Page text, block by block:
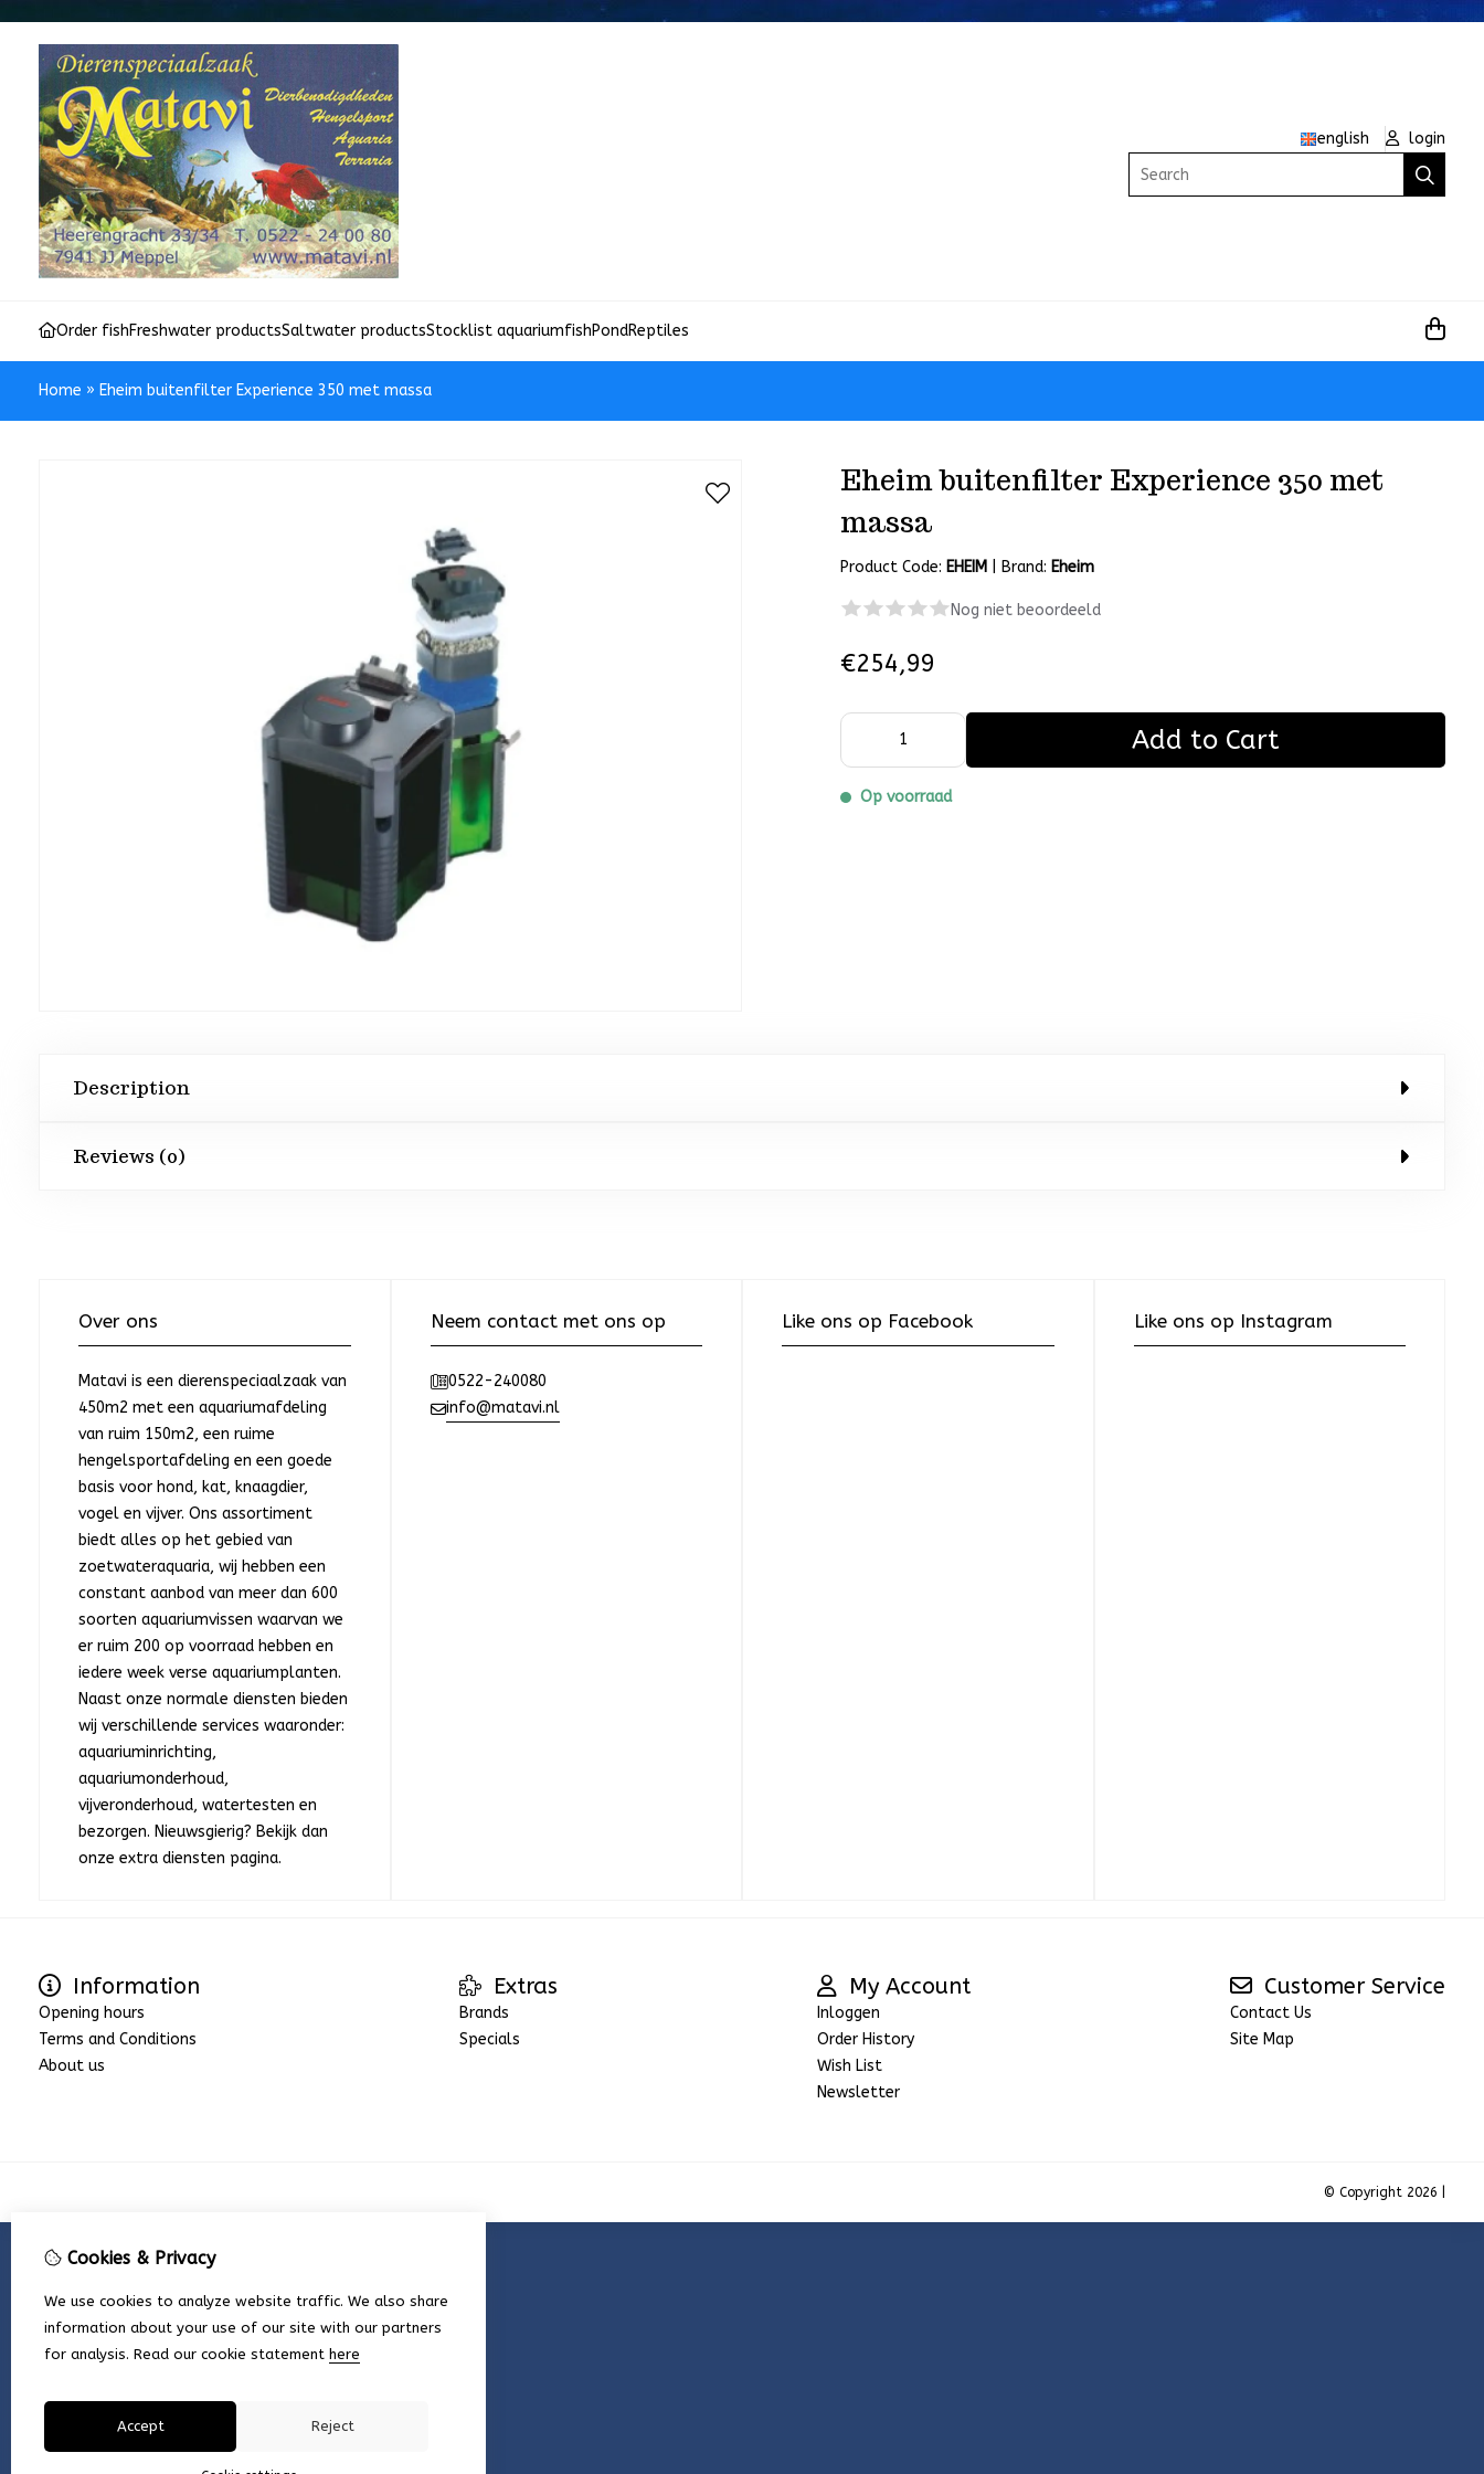
english
login
Search
Order fishFreshwater productsSaltwater productsStocklist aquariumfishPondReptiles
Home » Eheim buitenfilter Experience 350 met massa
Eheim buitenfilter Experience 350 met
massa
Product Code: EHEIM Brand: Eheim
Nog niet beoordeeld
€254,99
Add to Cart
Op voorraad
Description
Reviews (0)
Over ons
Matavi is een dierenspeciaalzaak van
450m2 met een aquariumafdeling
van ruim 150m2, een ruime
hengelsportafdeling en een goede
basis voor hond, kat, knaagdier,
vogel en vijver. Ons assortiment
biedt alles op het gebied van
zoetwateraquaria, wij hebben een
constant aanbod van meer dan 600
soorten aquariumvissen waarvan we
er ruim 200 op voorraad hebben en
iedere week verse aquariumplanten.
Naast onze normale diensten bieden
wij verschillende services waaronder:
aquariuminrichting,
aquariumonderhoud,
vijveronderhoud, watertesten en
bezorgen. Nieuwsgierig? Bekijk dan
onze extra diensten pagina.
Neem contact met ons op
0522-240080
info@matavi.nl
Like ons op Facebook Like ons op Instagram
Information
Opening hours
Terms and Conditions
About us
Extras
Brands
Specials
My Account
Inloggen
Order History
Wish List
Newsletter
Customer Service
Contact Us
Site Map
© Copyright 2026 |
Cookies & Privacy
We use cookies to analyze website traffic. We also share
information about your use of our site with our partners
for analysis. Read our cookie statement here
Accept Reject